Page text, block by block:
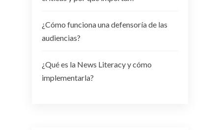
¿Cómo funciona una defensoría de las
audiencias?
¿Qué es la News Literacy y cómo
implementarla?